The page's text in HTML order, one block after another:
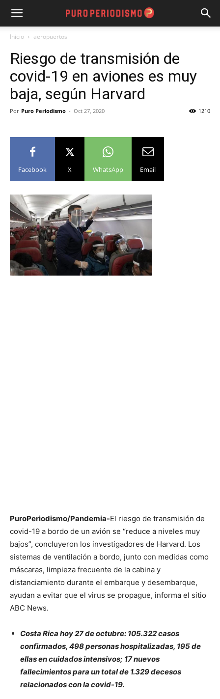
Inicio aeropuertos
Riesgo de transmisión de
covid-19 en aviones es muy
baja, según Harvard
Por Puro Periodismo - Oct 27, 2020 1210
Facebook X WhatsApp Email
PuroPeriodismo/Pandemia-El riesgo de transmisión de
covid-19 a bordo de un avión se “reduce a niveles muy
bajos”, concluyeron los investigadores de Harvard. Los
sistemas de ventilación a bordo, junto con medidas como
máscaras, limpieza frecuente de la cabina y
distanciamiento durante el embarque y desembarque,
ayudan a evitar que el virus se propague, informa el sitio
ABC News.
Costa Rica hoy 27 de octubre: 105.322 casos
confirmados, 498 personas hospitalizadas, 195 de
ellas en cuidados intensivos; 17 nuevos
fallecimientos para un total de 1.329 decesos
relacionados con la covid-19.